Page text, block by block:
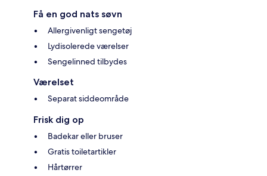
Få en god nats søvn
Allergivenligt sengetøj
Lydisolerede værelser
Sengelinned tilbydes
Værelset
Separat siddeområde
Frisk dig op
Badekar eller bruser
Gratis toiletartikler
Hårtørrer